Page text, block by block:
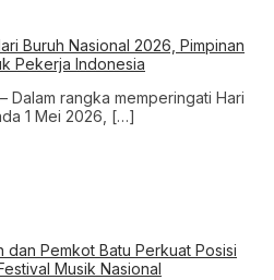
Buruh Nasional 2026, Pimpinan
Pekerja Indonesia
Dalam rangka memperingati Hari
1 Mei 2026, […]
dan Pemkot Batu Perkuat Posisi
Musik Nasional